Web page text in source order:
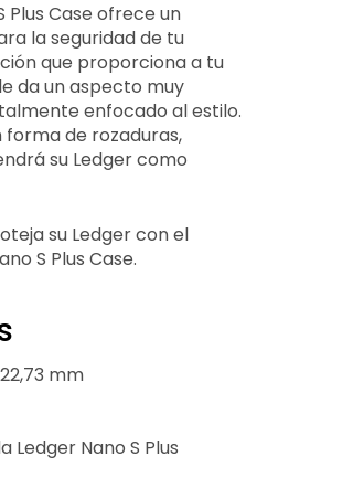
Plus Case ofrece un
la seguridad de tu
que proporciona a tu
da un aspecto muy
enfocado al estilo.
de rozaduras,
su Ledger como
su Ledger con el
S Plus Case.
mm
Ledger Nano S Plus